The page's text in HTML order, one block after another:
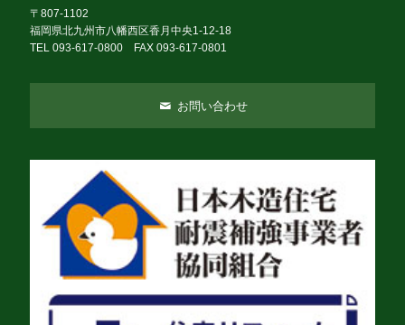
〒807-1102
福岡県北九州市八幡西区香月中央1-12-18
TEL 093-617-0800 FAX 093-617-0801
お問い合わせ